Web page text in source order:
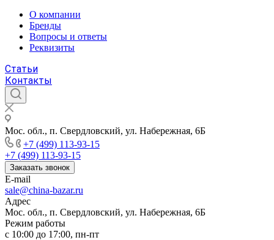
О компании
Бренды
Вопросы и ответы
Реквизиты
Статьи
Контакты
Мос. обл., п. Свердловский, ул. Набережная, 6Б
+7 (499) 113-93-15
+7 (499) 113-93-15
Заказать звонок
E-mail
sale@china-bazar.ru
Адрес
Мос. обл., п. Свердловский, ул. Набережная, 6Б
Режим работы
c 10:00 до 17:00, пн-пт